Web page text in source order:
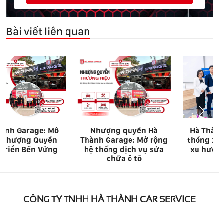
Bài viết liên quan
Nhượng quyền Hà
Thành Garage: Mở rộng
hệ thống dịch vụ sửa
Hà Thành Garage: Hệ
thống 27 chi nhánh từ
xu hướng đến giá trị
CÔNG TY TNHH HÀ THÀNH CAR SERVICE